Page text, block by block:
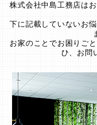
株式会社中島工務店は
下に記載していないお
お家のことでお困りご
ひ、お問